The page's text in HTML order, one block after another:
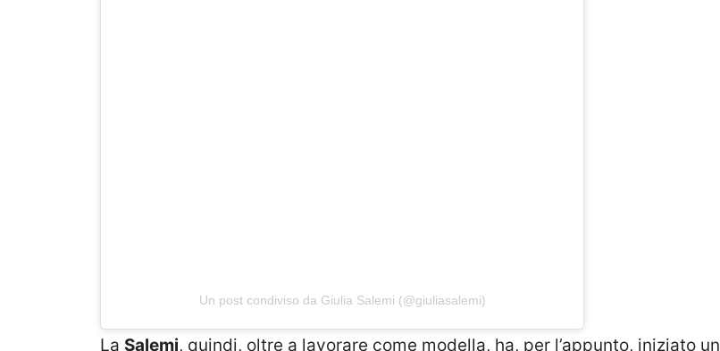
Un post condiviso da Giulia Salemi (@giuliasalemi)
La Salemi, quindi, oltre a lavorare come modella, ha, per l’appunto, iniziato un